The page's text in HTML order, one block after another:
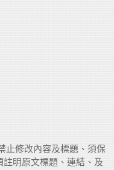
止修改內容及標題、須保
明原文標題、連結、及